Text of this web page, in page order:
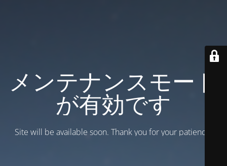
メンテナンスモード
が有効です
Site will be available soon. Thank you for your patience!